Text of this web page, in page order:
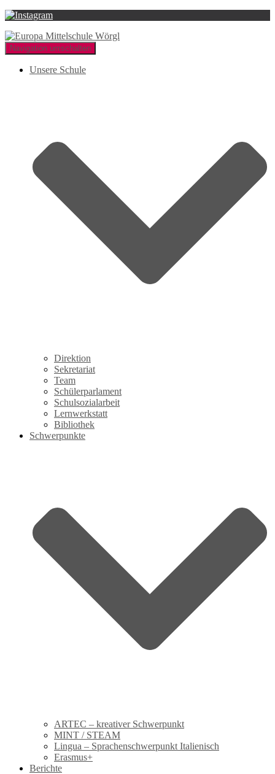
Navigation umschalten
Unsere Schule
Direktion
Sekretariat
Team
Schülerparlament
Schulsozialarbeit
Lernwerkstatt
Bibliothek
Schwerpunkte
ARTEC – kreativer Schwerpunkt
MINT / STEAM
Lingua – Sprachenschwerpunkt Italienisch
Erasmus+
Berichte